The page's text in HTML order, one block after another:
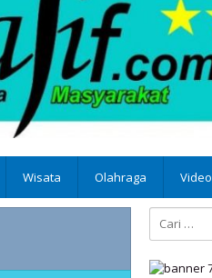
Wisata Olahraga Video
Cari
untuk: